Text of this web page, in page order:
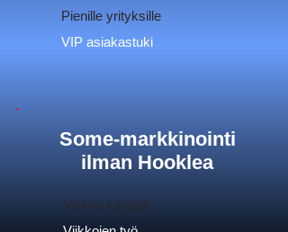
Pienille yrityksille
VIP asiakastuki
Some-markkinointi
ilman Hooklea
Vaikea käyttää